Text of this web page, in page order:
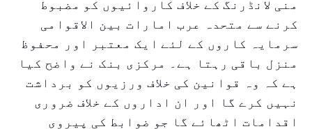
منی لانڈرنگ کے خلاف کاروائیوں کو مضبوط
کرنے سے متحدہ عرب امارات بین الاقوامی
سرمایہ کاروں کے لئے ایک معتبر اور محفوظ
منزل باقی رہتا ہے۔ مرکزی بنک نے واضح کیا
ہے کہ وہ قوانین کی خلاف ورزیوں کو برداشت
نہیں کرے گا اور ان اداروں کے خلاف ضروری
اقدامات اٹھائے گا جو ضوابط کی پیروی